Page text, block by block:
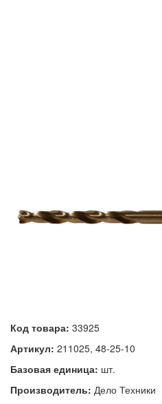
Код товара: 33925
Артикул: 211025, 48-25-10
Базовая единица: шт.
Производитель: Дело Техники